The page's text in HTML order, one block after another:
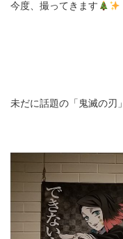
今度、撮ってきます
未だに話題の「鬼滅の刃